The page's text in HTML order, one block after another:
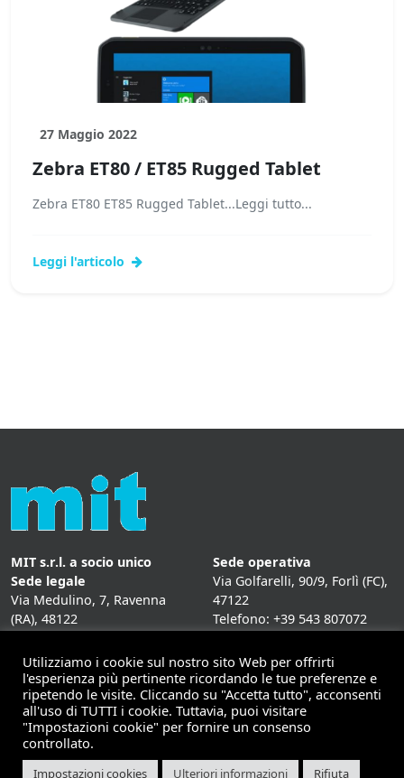
27 Maggio 2022
Zebra ET80 / ET85 Rugged Tablet
Zebra ET80 ET85 Rugged Tablet...Leggi tutto...
Leggi l'articolo
MIT s.r.l. a socio unico
Sede legale
Via Medulino, 7, Ravenna
(RA), 48122
Sede operativa
Via Golfarelli, 90/9, Forlì (FC),
47122
Telefono: +39 543 807072
Mail: info@mitweb.it
INFORMATIVE
Privacy Policy
Cookie Policy
Utilizziamo i cookie sul nostro sito Web per offrirti
l'esperienza più pertinente ricordando le tue preferenze e
ripetendo le visite. Cliccando su "Accetta tutto", acconsenti
all'uso di TUTTI i cookie. Tuttavia, puoi visitare
"Impostazioni cookie" per fornire un consenso
controllato.
Impostazioni cookies Ulteriori informazioni Rifiuta